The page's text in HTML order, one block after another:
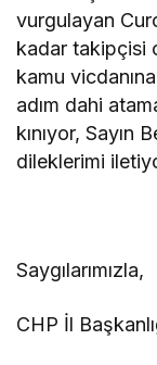
vurgulayan
kadar takipçisi
kamu
adım dahi
kınıyor, Sayın
dileklerimi
Saygılarımızla,
CHP İl